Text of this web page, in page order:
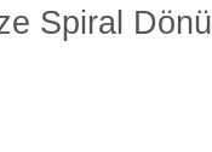
Spiral